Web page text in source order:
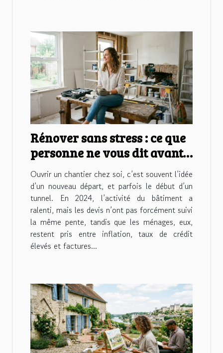
Rénover sans stress : ce que
personne ne vous dit avant
d’ouvrir un chantier
Ouvrir un chantier chez soi, c’est souvent l’idée
d’un nouveau départ, et parfois le début d’un
tunnel. En 2024, l’activité du bâtiment a
ralenti, mais les devis n’ont pas forcément suivi
la même pente, tandis que les ménages, eux,
restent pris entre inflation, taux de crédit
élevés et factures...